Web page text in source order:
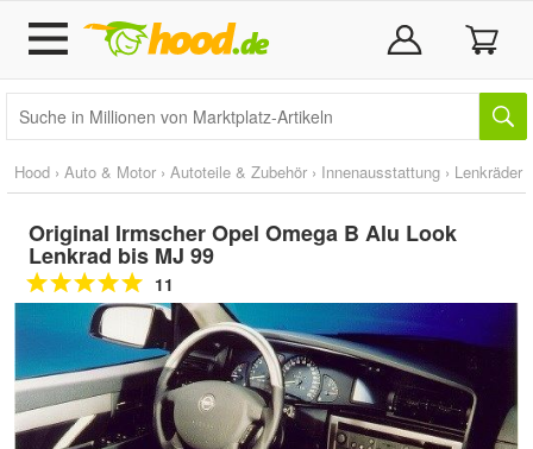
Hood › Auto & Motor › Autoteile & Zubehör › Innenausstattung › Lenkräder
Original Irmscher Opel Omega B Alu Look
Lenkrad bis MJ 99
11